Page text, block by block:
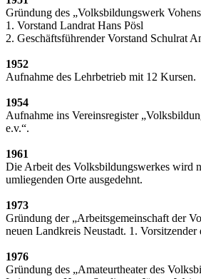
Gründung des „Volksbildungswerk
1. Vorstand Landrat Hans Pösl
2. Geschäftsführender Vorstand Schulrat
1952
Aufnahme des Lehrbetrieb mit 12 Kursen.
1954
Aufnahme ins Vereinsregister
e.v.“.
1961
Die Arbeit des Volksbildungswerkes wird
umliegenden Orte ausgedehnt.
1973
Gründung der „Arbeitsgemeinschaft der
neuen Landkreis Neustadt. 1.
1976
Gründung des „Amateurtheater des